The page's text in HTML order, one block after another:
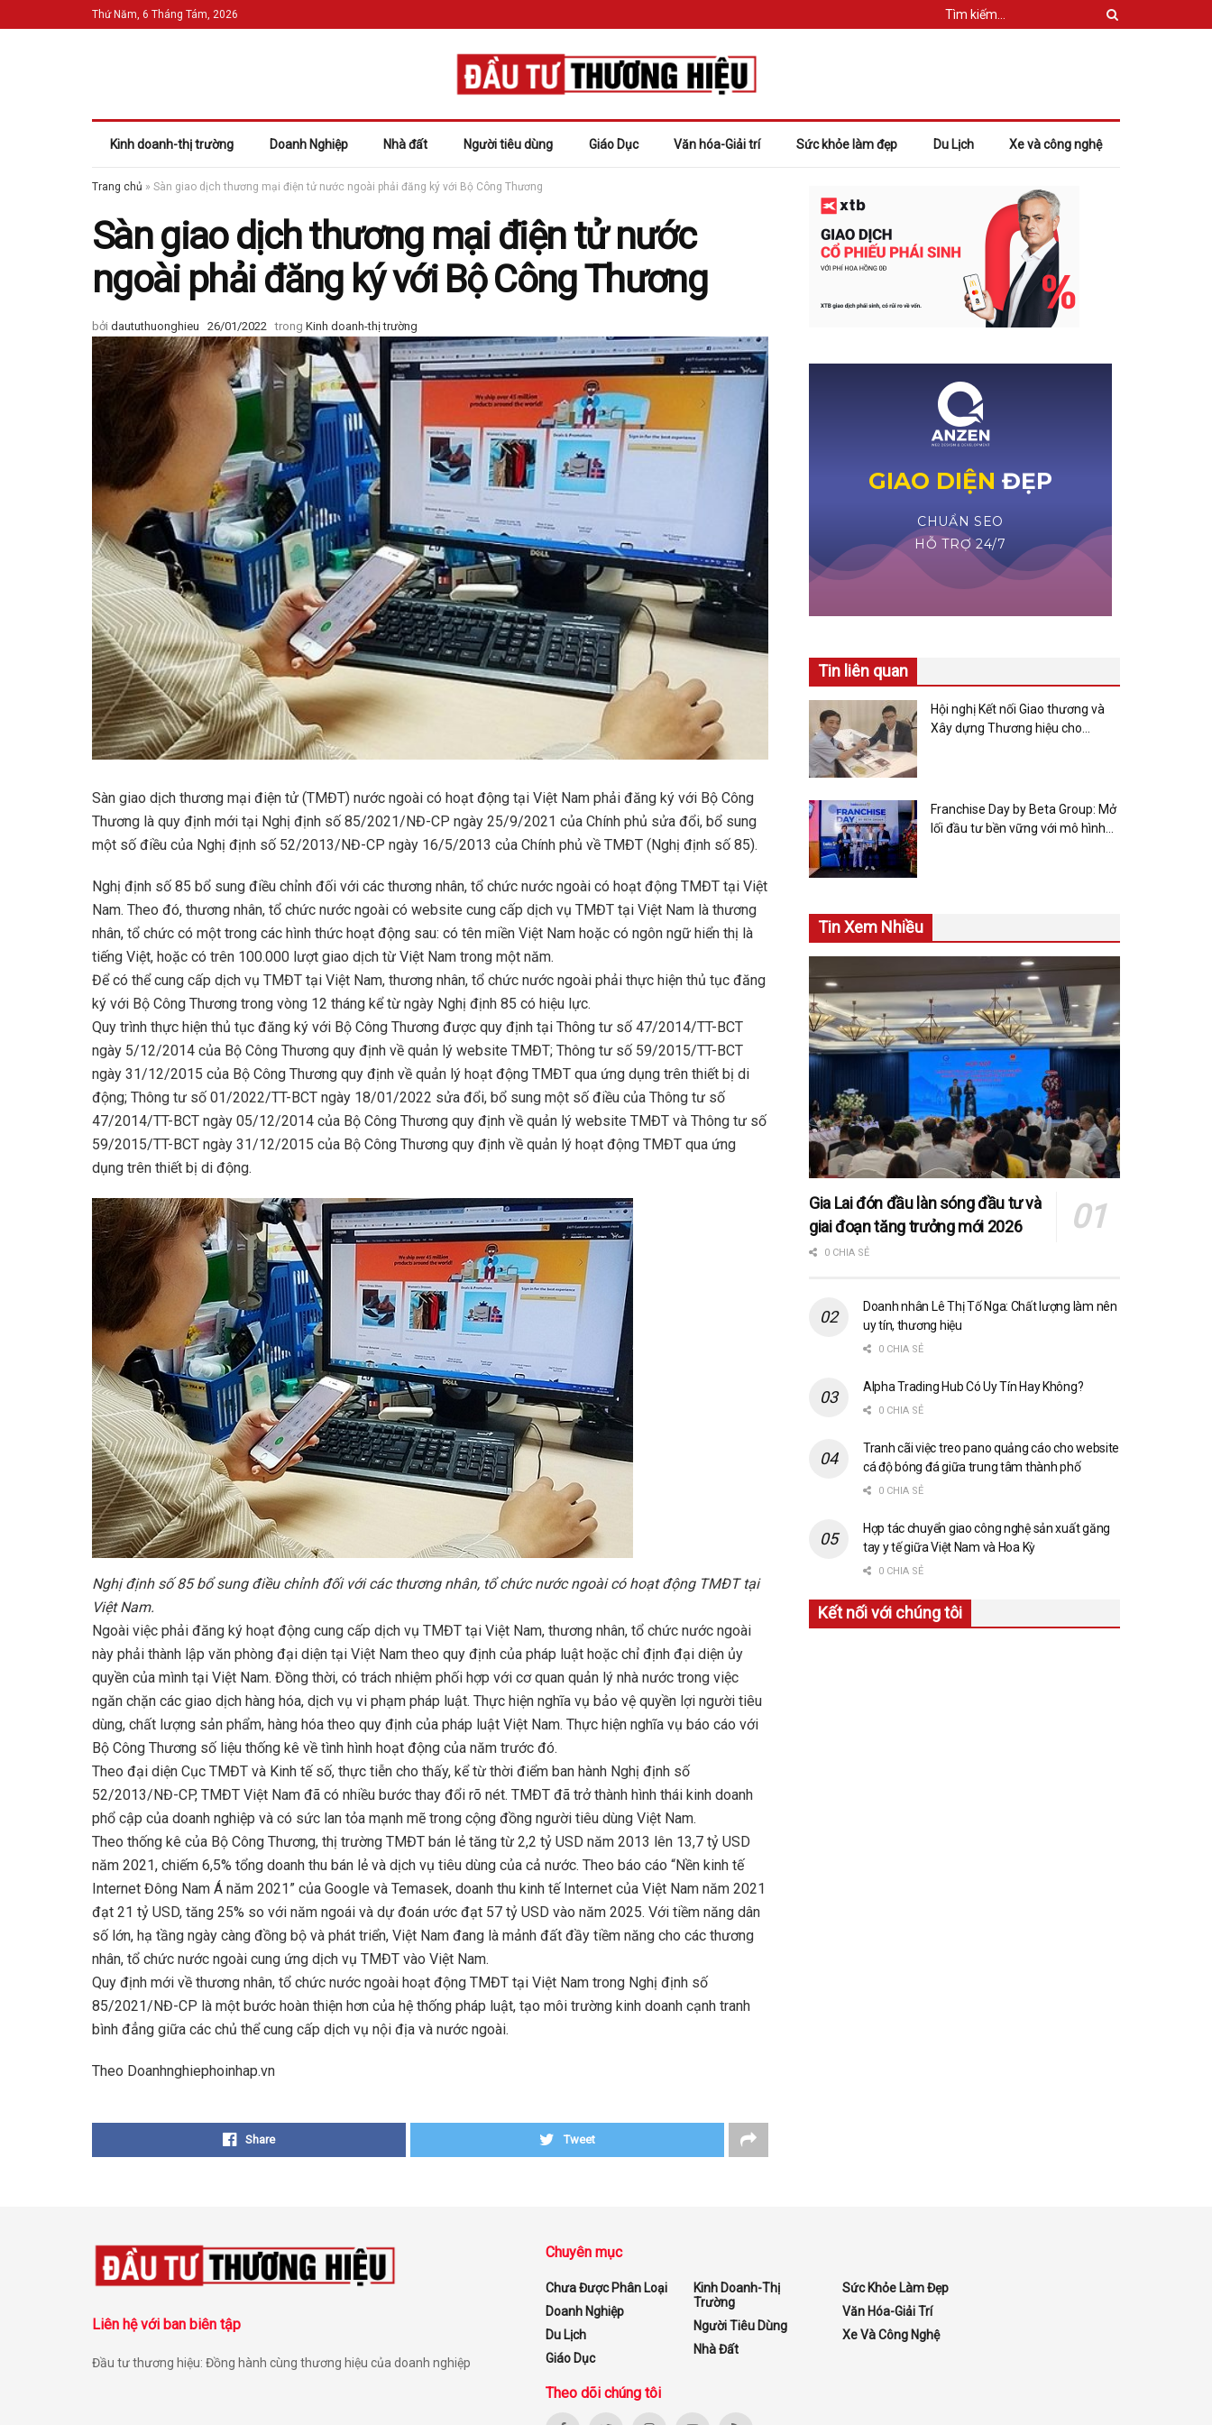
Thứ Năm, 6 Tháng Tám, 2026
Kinh doanh-thị trường Doanh Nghiệp Nhà đất Người tiêu dùng Giáo Dục Văn hóa-Giải trí Sức khỏe làm đẹp Du Lịch Xe và công nghệ
Trang chủ » Sàn giao dịch thương mại điện tử nước ngoài phải đăng ký với Bộ Công Thương
Sàn giao dịch thương mại điện tử nước
ngoài phải đăng ký với Bộ Công Thương
bởi daututhuonghieu 26/01/2022 trong Kinh doanh-thị trường
Sàn giao dịch thương mại điện tử (TMĐT) nước ngoài có hoạt động tại Việt Nam phải đăng ký với Bộ Công
Thương là quy định mới tại Nghị định số 85/2021/NĐ-CP ngày 25/9/2021 của Chính phủ sửa đổi, bổ sung
một số điều của Nghị định số 52/2013/NĐ-CP ngày 16/5/2013 của Chính phủ về TMĐT (Nghị định số 85).
Nghị định số 85 bổ sung điều chỉnh đối với các thương nhân, tổ chức nước ngoài có hoạt động TMĐT tại Việt
Nam. Theo đó, thương nhân, tổ chức nước ngoài có website cung cấp dịch vụ TMĐT tại Việt Nam là thương
nhân, tổ chức có một trong các hình thức hoạt động sau: có tên miền Việt Nam hoặc có ngôn ngữ hiển thị là
tiếng Việt, hoặc có trên 100.000 lượt giao dịch từ Việt Nam trong một năm.
Để có thể cung cấp dịch vụ TMĐT tại Việt Nam, thương nhân, tổ chức nước ngoài phải thực hiện thủ tục đăng
ký với Bộ Công Thương trong vòng 12 tháng kể từ ngày Nghị định 85 có hiệu lực.
Quy trình thực hiện thủ tục đăng ký với Bộ Công Thương được quy định tại Thông tư số 47/2014/TT-BCT
ngày 5/12/2014 của Bộ Công Thương quy định về quản lý website TMĐT; Thông tư số 59/2015/TT-BCT
ngày 31/12/2015 của Bộ Công Thương quy định về quản lý hoạt động TMĐT qua ứng dụng trên thiết bị di
động; Thông tư số 01/2022/TT-BCT ngày 18/01/2022 sửa đổi, bổ sung một số điều của Thông tư số
47/2014/TT-BCT ngày 05/12/2014 của Bộ Công Thương quy định về quản lý website TMĐT và Thông tư số
59/2015/TT-BCT ngày 31/12/2015 của Bộ Công Thương quy định về quản lý hoạt động TMĐT qua ứng
dụng trên thiết bị di động.
Nghị định số 85 bổ sung điều chỉnh đối với các thương nhân, tổ chức nước ngoài có hoạt động TMĐT tại
Việt Nam.
Ngoài việc phải đăng ký hoạt động cung cấp dịch vụ TMĐT tại Việt Nam, thương nhân, tổ chức nước ngoài
này phải thành lập văn phòng đại diện tại Việt Nam theo quy định của pháp luật hoặc chỉ định đại diện ủy
quyền của mình tại Việt Nam. Đồng thời, có trách nhiệm phối hợp với cơ quan quản lý nhà nước trong việc
ngăn chặn các giao dịch hàng hóa, dịch vụ vi phạm pháp luật. Thực hiện nghĩa vụ bảo vệ quyền lợi người tiêu
dùng, chất lượng sản phẩm, hàng hóa theo quy định của pháp luật Việt Nam. Thực hiện nghĩa vụ báo cáo với
Bộ Công Thương số liệu thống kê về tình hình hoạt động của năm trước đó.
Theo đại diện Cục TMĐT và Kinh tế số, thực tiễn cho thấy, kể từ thời điểm ban hành Nghị định số
52/2013/NĐ-CP, TMĐT Việt Nam đã có nhiều bước thay đổi rõ nét. TMĐT đã trở thành hình thái kinh doanh
phổ cập của doanh nghiệp và có sức lan tỏa mạnh mẽ trong cộng đồng người tiêu dùng Việt Nam.
Theo thống kê của Bộ Công Thương, thị trường TMĐT bán lẻ tăng từ 2,2 tỷ USD năm 2013 lên 13,7 tỷ USD
năm 2021, chiếm 6,5% tổng doanh thu bán lẻ và dịch vụ tiêu dùng của cả nước. Theo báo cáo “Nền kinh tế
Internet Đông Nam Á năm 2021” của Google và Temasek, doanh thu kinh tế Internet của Việt Nam năm 2021
đạt 21 tỷ USD, tăng 25% so với năm ngoái và dự đoán ước đạt 57 tỷ USD vào năm 2025. Với tiềm năng dân
số lớn, hạ tầng ngày càng đồng bộ và phát triển, Việt Nam đang là mảnh đất đầy tiềm năng cho các thương
nhân, tổ chức nước ngoài cung ứng dịch vụ TMĐT vào Việt Nam.
Quy định mới về thương nhân, tổ chức nước ngoài hoạt động TMĐT tại Việt Nam trong Nghị định số
85/2021/NĐ-CP là một bước hoàn thiện hơn của hệ thống pháp luật, tạo môi trường kinh doanh cạnh tranh
bình đẳng giữa các chủ thể cung cấp dịch vụ nội địa và nước ngoài.
Theo Doanhnghiephoinhap.vn
Share Tweet
Tin liên quan
Hội nghị Kết nối Giao thương và
Xây dựng Thương hiệu cho
Franchise Day by Beta Group: Mở
lối đầu tư bền vững với mô hình
Tin Xem Nhiều
Gia Lai đón đầu làn sóng đầu tư và
giai đoạn tăng trưởng mới 2026
0 CHIA SẺ
Doanh nhân Lê Thị Tố Nga: Chất lượng làm nên
uy tín, thương hiệu
0 CHIA SẺ
Alpha Trading Hub Có Uy Tín Hay Không?
0 CHIA SẺ
Tranh cãi việc treo pano quảng cáo cho website
cá độ bóng đá giữa trung tâm thành phố
0 CHIA SẺ
Hợp tác chuyển giao công nghệ sản xuất găng
tay y tế giữa Việt Nam và Hoa Kỳ
0 CHIA SẺ
Kết nối với chúng tôi
Liên hệ với ban biên tập
Đầu tư thương hiệu: Đồng hành cùng thương hiệu của doanh nghiệp
Chuyên mục
Chưa Được Phân Loại
Doanh Nghiệp
Du Lịch
Giáo Dục
Kinh Doanh-Thị
Trường
Người Tiêu Dùng
Nhà Đất
Sức Khỏe Làm Đẹp
Văn Hóa-Giải Trí
Xe Và Công Nghệ
Theo dõi chúng tôi